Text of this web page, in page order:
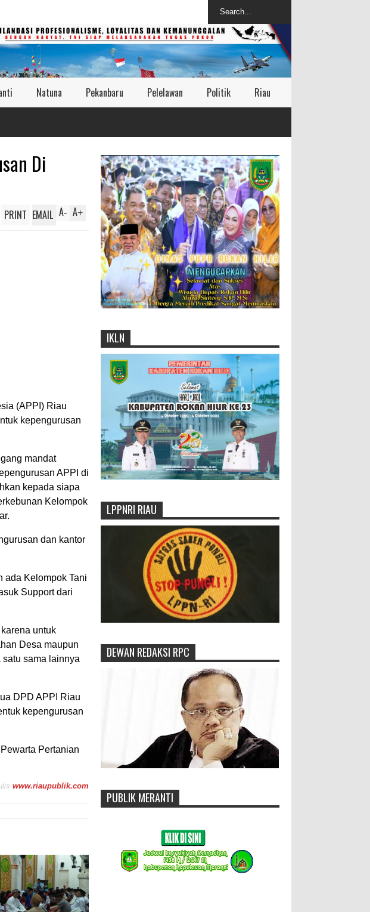
Natuna Pekanbaru Pelelawan Politik Riau
Di
A+
A-
PRINT EMAIL
(APPI) Riau
kepengurusan
mandat
APPI di
kepada siapa
Kelompok
dan kantor
ada Kelompok Tani
Support dari
untuk
Desa maupun
sama lainnya
DPD APPI Riau
kepengurusan
Pertanian
www.riaupublik.com
IKLN
LPPNRI RIAU
DEWAN REDAKSI RPC
PUBLIK MERANTI